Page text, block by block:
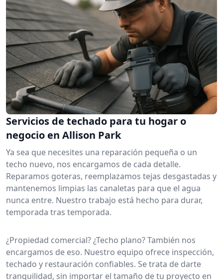
Servicios de techado para tu hogar o
negocio en Allison Park
Ya sea que necesites una reparación pequeña o un
techo nuevo, nos encargamos de cada detalle.
Reparamos goteras, reemplazamos tejas desgastadas y
mantenemos limpias las canaletas para que el agua
nunca entre. Nuestro trabajo está hecho para durar,
temporada tras temporada.
¿Propiedad comercial? ¿Techo plano? También nos
encargamos de eso. Nuestro equipo ofrece inspección,
techado y restauración confiables. Se trata de darte
tranquilidad, sin importar el tamaño de tu proyecto en